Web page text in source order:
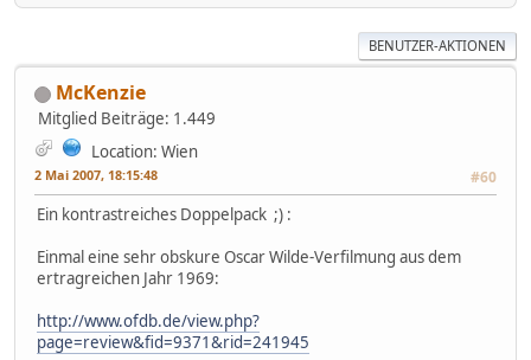
BENUTZER-AKTIONEN
McKenzie
Mitglied Beiträge: 1.449
Location: Wien
2 Mai 2007, 18:15:48 #60
Ein kontrastreiches Doppelpack ;) :
Einmal eine sehr obskure Oscar Wilde-Verfilmung aus dem
ertragreichen Jahr 1969:
http://www.ofdb.de/view.php?
page=review&fid=9371&rid=241945